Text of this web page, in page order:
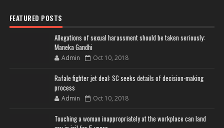
FEATURED POSTS
Allegations of sexual harassment should be taken seriously:
Maneka Gandhi
Admin Oct 10, 2018
Rafale fighter jet deal: SC seeks details of decision-making
process
Admin Oct 10, 2018
Touching a woman inappropriately at the workplace can land